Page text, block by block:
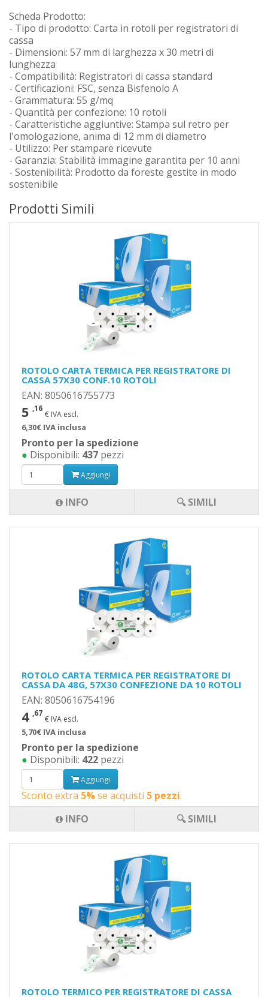
Scheda Prodotto:
- Tipo di prodotto: Carta in rotoli per registratori di
cassa
- Dimensioni: 57 mm di larghezza x 30 metri di
lunghezza
- Compatibilità: Registratori di cassa standard
- Certificazioni: FSC, senza Bisfenolo A
- Grammatura: 55 g/mq
- Quantità per confezione: 10 rotoli
- Caratteristiche aggiuntive: Stampa sul retro per
l'omologazione, anima di 12 mm di diametro
- Utilizzo: Per stampare ricevute
- Garanzia: Stabilità immagine garantita per 10 anni
- Sostenibilità: Prodotto da foreste gestite in modo
sostenibile
Prodotti Simili
ROTOLO CARTA TERMICA PER REGISTRATORE DI
CASSA 57X30 CONF.10 ROTOLI
EAN: 8050616755773
5 ,16
€ IVA escl.
6,30€ IVA inclusa
Pronto per la spedizione
● Disponibili: 437 pezzi
Aggiungi
INFO 🔍 SIMILI
ROTOLO CARTA TERMICA PER REGISTRATORE DI
CASSA DA 48G, 57X30 CONFEZIONE DA 10 ROTOLI
EAN: 8050616754196
4 ,67
€ IVA escl.
5,70€ IVA inclusa
Pronto per la spedizione
● Disponibili: 422 pezzi
Aggiungi
Sconto extra 5%se acquisti 5 pezzi.
INFO
🔍 SIMILI
ROTOLO TERMICO PER REGISTRATORE DI CASSA